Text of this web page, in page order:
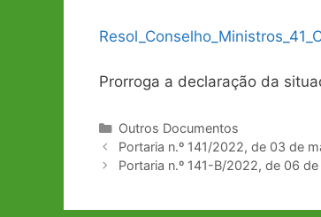
Prorroga a declaração da
Categorias
Outros Documentos
Navegação
de
Portaria n.º 141/2022, de 03 de
Portaria n.º 141-B/2022, de 06 de